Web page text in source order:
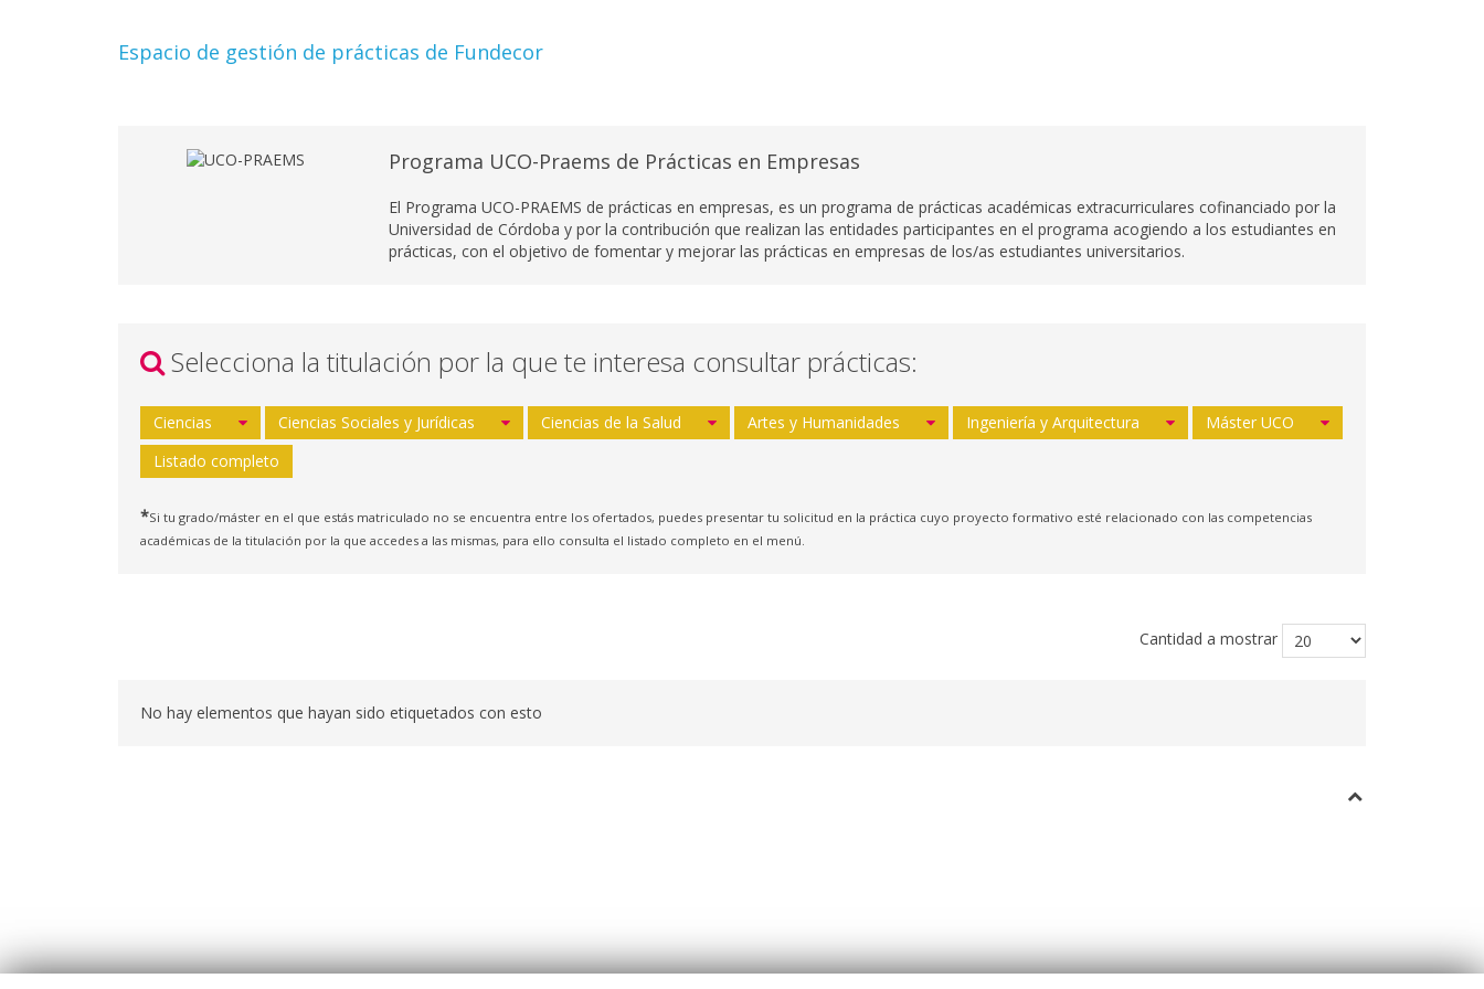
Espacio de gestión de prácticas de Fundecor
Programa UCO-Praems de Prácticas en Empresas
El Programa UCO-PRAEMS de prácticas en empresas, es un programa de prácticas académicas extracurriculares cofinanciado por la
Universidad de Córdoba y por la contribución que realizan las entidades participantes en el programa acogiendo a los estudiantes en
prácticas, con el objetivo de fomentar y mejorar las prácticas en empresas de los/as estudiantes universitarios.
Selecciona la titulación por la que te interesa consultar prácticas:
Ciencias Ciencias Sociales y Jurídicas Ciencias de la Salud Artes y Humanidades Ingeniería y Arquitectura
Máster UCO
Listado completo
*Si tu grado/máster en el que estás matriculado no se encuentra entre los ofertados, puedes presentar tu solicitud en la práctica cuyo proyecto formativo esté relacionado con las competencias
académicas de la titulación por la que accedes a las mismas, para ello consulta el listado completo en el menú.
Cantidad a mostrar
No hay elementos que hayan sido etiquetados con esto